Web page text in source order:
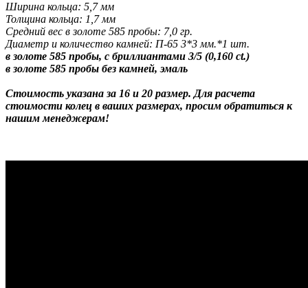
Ширина кольца: 5,7 мм
Толщина кольца: 1,7 мм
Средний вес в золоте 585 пробы: 7,0 гр.
Диаметр и количество камней: П-65 3*3 мм.*1 шт.
в золоте 585 пробы, с бриллиантами 3/5 (0,160 ct.)
в золоте 585 пробы без камней, эмаль
Стоимость указана за 16 и 20 размер. Для расчета
стоимости колец в ваших размерах, просим обратиться к
нашим менеджерам!